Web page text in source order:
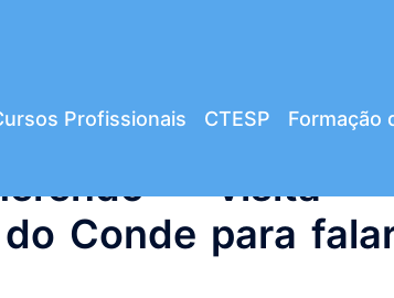
Profissionais CTESP Formação
visita
Conde para